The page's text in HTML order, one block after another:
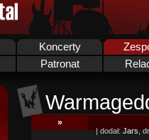
Koncerty
Patronat
»
| dodał:Jars,